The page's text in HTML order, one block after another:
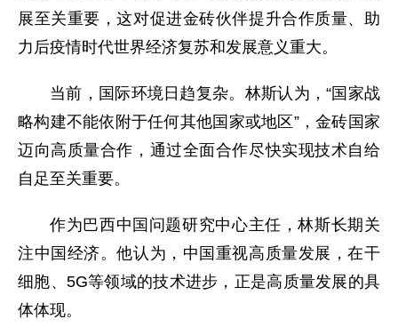
展至关重要，这对促进金砖伙伴提升合作质量、助
力后疫情时代世界经济复苏和发展意义重大。
当前，国际环境日趋复杂。林斯认为，“国家战
略构建不能依附于任何其他国家或地区”，金砖国家
迈向高质量合作，通过全面合作尽快实现技术自给
自足至关重要。
作为巴西中国问题研究中心主任，林斯长期关
注中国经济。他认为，中国重视高质量发展，在干
细胞、5G等领域的技术进步，正是高质量发展的具
体体现。